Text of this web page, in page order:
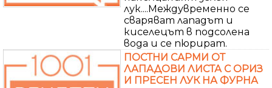
лук....Междувременно се
сваряват лападът и
киселецът в подсолена
вода и се пюрират.
ПОСТНИ САРМИ ОТ
ЛАПАДОВИ ЛИСТА С ОРИЗ
И ПРЕСЕН ЛУК НА ФУРНА